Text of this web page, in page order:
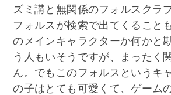
ズミ講と無関係のフォルスクラ
フォルスが検索で出てくること
のメインキャラクターか何かと
う人もいそうですが、まったく
ん。でもこのフォルスというキ
の子はとても可愛くて、ゲーム